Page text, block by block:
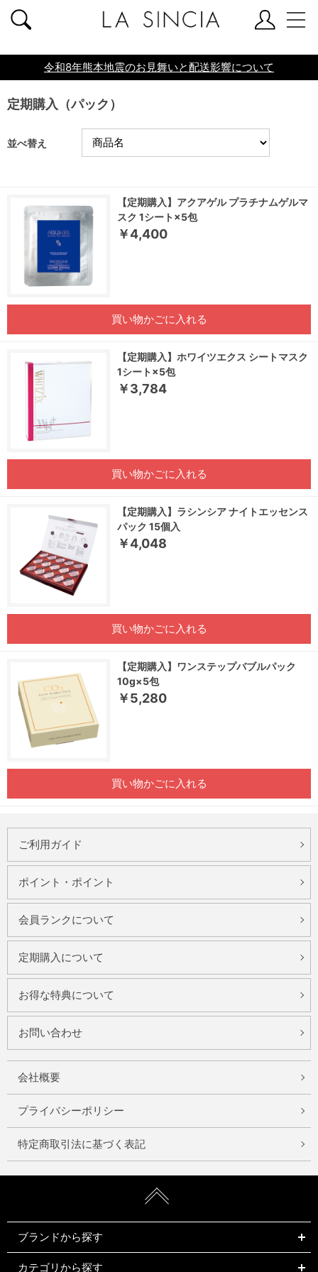
共通ヘッダー
令和8年熊本地震のお見舞いと配送影響について
定期購入（パック）
並べ替え
【定期購入】アクアゲル プラチナムゲルマ
スク 1シート×5包
￥4,400
買い物かごに入れる
【定期購入】ホワイツエクス シートマスク
1シート×5包
￥3,784
買い物かごに入れる
【定期購入】ラシンシア ナイトエッセンス
パック 15個入
￥4,048
買い物かごに入れる
【定期購入】ワンステップバブルパック
10g×5包
￥5,280
買い物かごに入れる
ご利用ガイド
ポイント・ポイント
会員ランクについて
定期購入について
お得な特典について
お問い合わせ
会社概要
プライバシーポリシー
特定商取引法に基づく表記
ブランドから探す
カテゴリから探す